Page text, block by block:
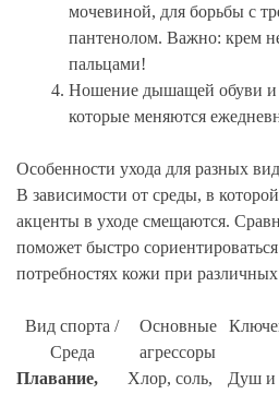
мочевиной, для борьбы с
пантенолом. Важно: крем
пальцами!
Ношение дышащей обуви и
которые меняются
Особенности ухода для разных
В зависимости от среды, в
акценты в уходе смещаются.
поможет быстро
потребностях кожи при различных
Вид спорта /
Среда
Основные
агрессоры
Плавание,
Хлор, соль,
Душ и